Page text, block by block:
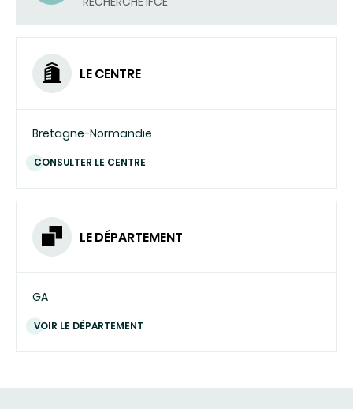
UN
COURRIEL)
LE CENTRE
Bretagne-Normandie
CONSULTER LE CENTRE
LE DÉPARTEMENT
GA
VOIR LE DÉPARTEMENT